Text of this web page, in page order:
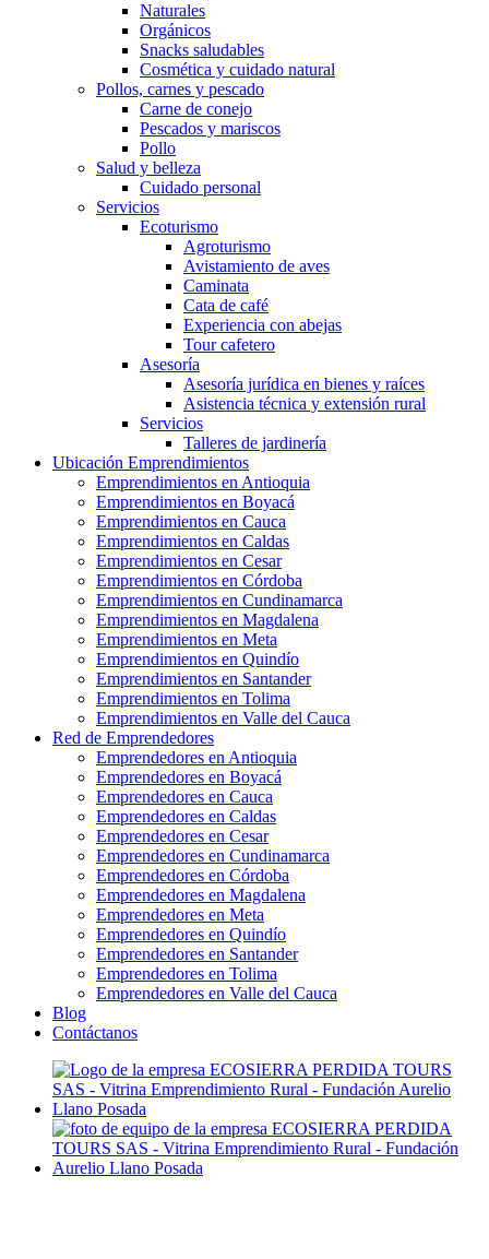
Naturales
Orgánicos
Snacks saludables
Cosmética y cuidado natural
Pollos, carnes y pescado
Carne de conejo
Pescados y mariscos
Pollo
Salud y belleza
Cuidado personal
Servicios
Ecoturismo
Agroturismo
Avistamiento de aves
Caminata
Cata de café
Experiencia con abejas
Tour cafetero
Asesoría
Asesoría jurídica en bienes y raíces
Asistencia técnica y extensión rural
Servicios
Talleres de jardinería
Ubicación Emprendimientos
Emprendimientos en Antioquia
Emprendimientos en Boyacá
Emprendimientos en Cauca
Emprendimientos en Caldas
Emprendimientos en Cesar
Emprendimientos en Córdoba
Emprendimientos en Cundinamarca
Emprendimientos en Magdalena
Emprendimientos en Meta
Emprendimientos en Quindío
Emprendimientos en Santander
Emprendimientos en Tolima
Emprendimientos en Valle del Cauca
Red de Emprendedores
Emprendedores en Antioquia
Emprendedores en Boyacá
Emprendedores en Cauca
Emprendedores en Caldas
Emprendedores en Cesar
Emprendedores en Cundinamarca
Emprendedores en Córdoba
Emprendedores en Magdalena
Emprendedores en Meta
Emprendedores en Quindío
Emprendedores en Santander
Emprendedores en Tolima
Emprendedores en Valle del Cauca
Blog
Contáctanos